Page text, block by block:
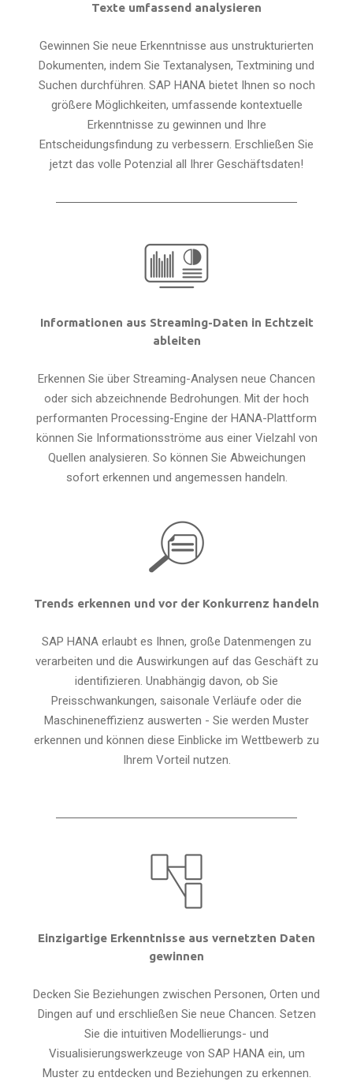
Texte umfassend analysieren
Gewinnen Sie neue Erkenntnisse aus unstrukturierten
Dokumenten, indem Sie Textanalysen, Textmining und
Suchen durchführen. SAP HANA bietet Ihnen so noch
größere Möglichkeiten, umfassende kontextuelle
Erkenntnisse zu gewinnen und Ihre
Entscheidungsfindung zu verbessern. Erschließen Sie
jetzt das volle Potenzial all Ihrer Geschäftsdaten!
Informationen aus Streaming-Daten in Echtzeit
ableiten
Erkennen Sie über Streaming-Analysen neue Chancen
oder sich abzeichnende Bedrohungen. Mit der hoch
performanten Processing-Engine der HANA-Plattform
können Sie Informationsströme aus einer Vielzahl von
Quellen analysieren. So können Sie Abweichungen
sofort erkennen und angemessen handeln.
Trends erkennen und vor der Konkurrenz handeln
SAP HANA erlaubt es Ihnen, große Datenmengen zu
verarbeiten und die Auswirkungen auf das Geschäft zu
identifizieren. Unabhängig davon, ob Sie
Preisschwankungen, saisonale Verläufe oder die
Maschineneffizienz auswerten - Sie werden Muster
erkennen und können diese Einblicke im Wettbewerb zu
Ihrem Vorteil nutzen.
Einzigartige Erkenntnisse aus vernetzten Daten
gewinnen
Decken Sie Beziehungen zwischen Personen, Orten und
Dingen auf und erschließen Sie neue Chancen. Setzen
Sie die intuitiven Modellierungs- und
Visualisierungswerkzeuge von SAP HANA ein, um
Muster zu entdecken und Beziehungen zu erkennen.